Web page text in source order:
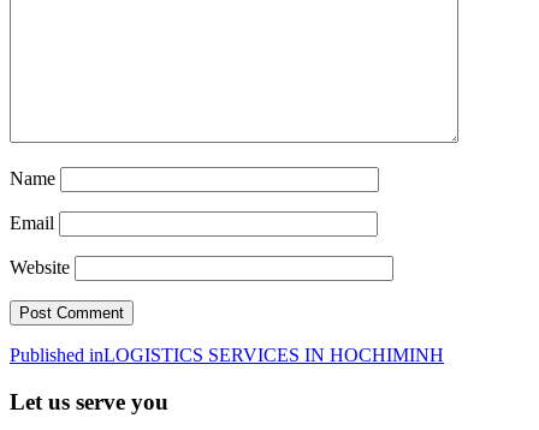
Name
Email
Website
Post
navigation
Published inLOGISTICS SERVICES IN HOCHIMINH
Let us serve you